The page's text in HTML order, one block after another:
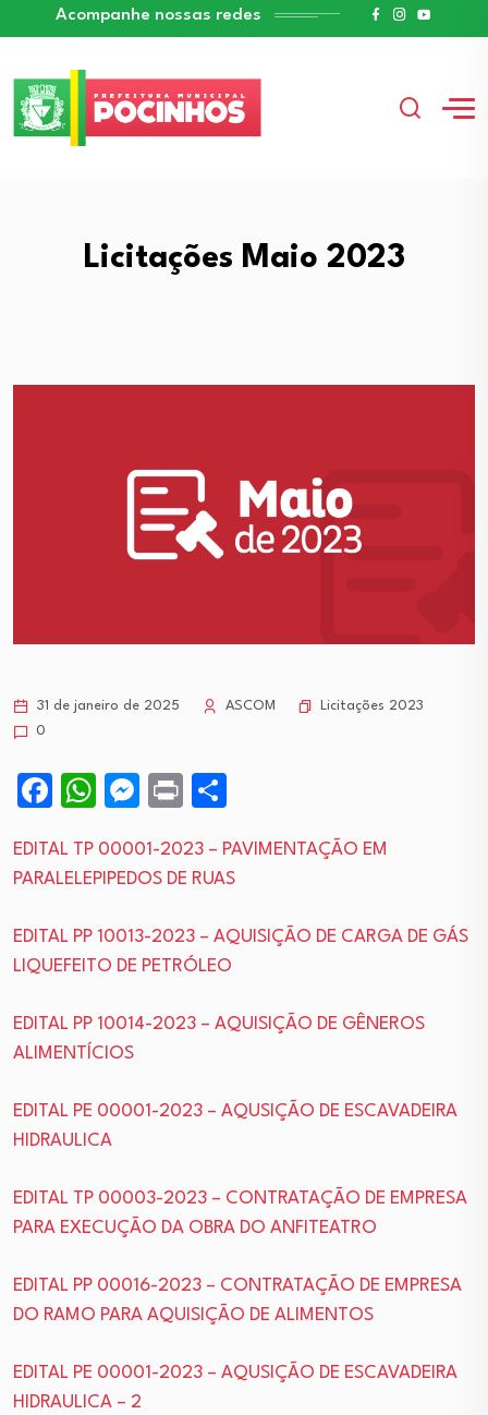
Acompanhe nossas redes
Licitações Maio 2023
31 de janeiro de 2025 ASCOM
Licitações 2023
0
Facebook
WhatsApp
Messenger
Print
EDITAL TP 00001-2023 – PAVIMENTAÇÃO EM
PARALELEPIPEDOS DE RUAS
EDITAL PP 10013-2023 – AQUISIÇÃO DE CARGA DE GÁS
LIQUEFEITO DE PETRÓLEO
EDITAL PP 10014-2023 – AQUISIÇÃO DE GÊNEROS
ALIMENTÍCIOS
EDITAL PE 00001-2023 – AQUSIÇÃO DE ESCAVADEIRA
HIDRAULICA
EDITAL TP 00003-2023 – CONTRATAÇÃO DE EMPRESA
PARA EXECUÇÃO DA OBRA DO ANFITEATRO
EDITAL PP 00016-2023 – CONTRATAÇÃO DE EMPRESA
DO RAMO PARA AQUISIÇÃO DE ALIMENTOS
EDITAL PE 00001-2023 – AQUSIÇÃO DE ESCAVADEIRA
HIDRAULICA – 2